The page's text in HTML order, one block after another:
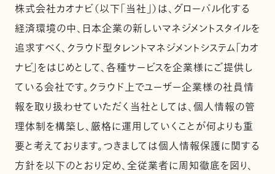
株式会社カオナビ（以下「当社」）は、グローバル化する
経済環境の中、日本企業の新しいマネジメントスタイルを
追求すべく、クラウド型タレントマネジメントシステム「カオ
ナビ」をはじめとして、各種サービスを企業様にご提供し
ている会社です。クラウド上でユーザー企業様の社員情
報を取り扱わせていただく当社としては、個人情報の管
理体制を構築し、厳格に運用していくことが何よりも重
要と考えております。つきましては個人情報保護に関する
方針を以下のとおり定め、全従業者に周知徹底を図り、